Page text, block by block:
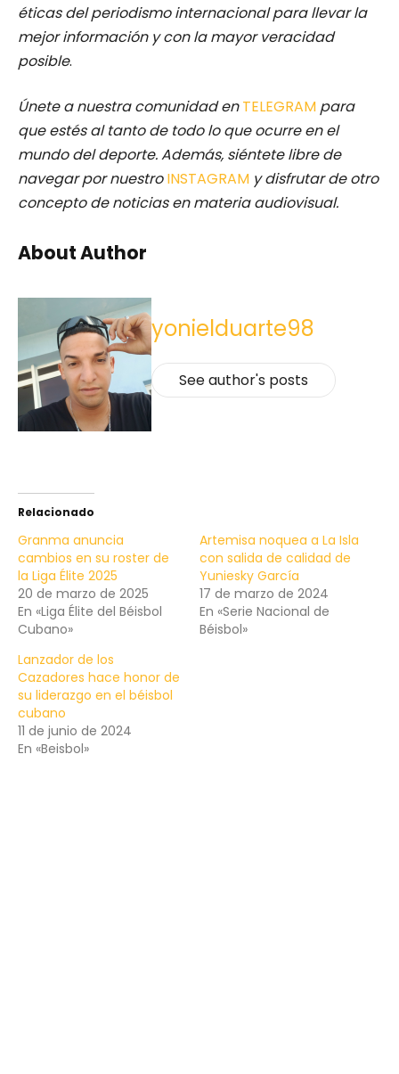
éticas del periodismo internacional para llevar la
mejor información y con la mayor veracidad
posible.
Únete a nuestra comunidad enTELEGRAM para
que estés al tanto de todo lo que ocurre en el
mundo del deporte. Además, siéntete libre de
navegar por nuestro INSTAGRAM y disfrutar de otro
concepto de noticias en materia audiovisual.
About Author
yonielduarte98
See author's posts
Relacionado
Granma anuncia
cambios en su roster de
la Liga Élite 2025
20 de marzo de 2025
En «Liga Élite del Béisbol
Cubano»
Artemisa noquea a La Isla
con salida de calidad de
Yuniesky García
17 de marzo de 2024
En «Serie Nacional de
Béisbol»
Lanzador de los
Cazadores hace honor de
su liderazgo en el béisbol
cubano
11 de junio de 2024
En «Beisbol»